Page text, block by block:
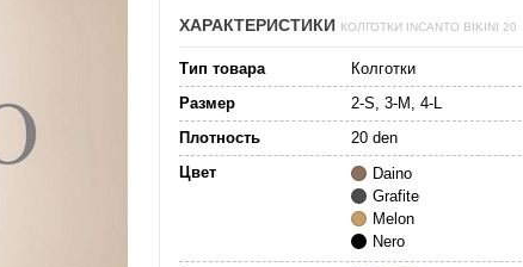
ХАРАКТЕРИСТИКИ КОЛГОТКИ INCANTO BIKINI 20
Тип товара
Колготки
Размер
2-S, 3-M, 4-L
Плотность
20 den
Цвет
Daino
Grafite
Melon
Nero